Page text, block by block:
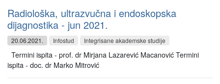
Radiološka, ultrazvučna i endoskopska
dijagnostika - jun 2021.
20.06.2021. Infostud Integrisane akademske studije
Termini ispita - prof. dr Mirjana Lazarević Macanović Termini
ispita - doc. dr Marko Mitrović